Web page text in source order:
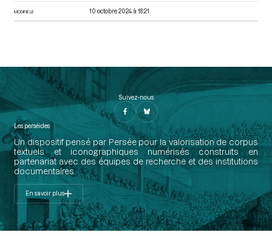
MODIFIÉ LE 10 octobre 2024 à 18:21
Suivez-nous
Les perséides
Un dispositif pensé par Persée pour la valorisation de corpus
textuels et iconographiques numérisés construits en
partenariat avec des équipes de recherche et des institutions
documentaires.
En savoir plus